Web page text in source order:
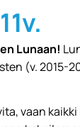
Lunaan!
(v. 2015-
vaan